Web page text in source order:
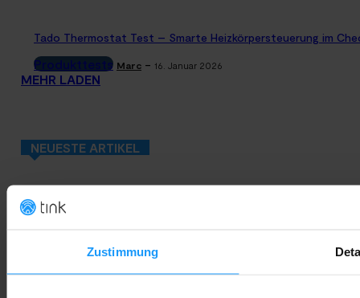
Zustimmung
Tado Thermostat Test – Smarte Heizkörpersteuerung im
Produkttests Marc - 16. Januar 2026
MEHR LADEN
NEUESTE ARTIKEL
Google Home Speaker im Test: Lohnt sich der Kauf?
Rauchmelder Test 2026: Die besten smarten Modelle für Dein